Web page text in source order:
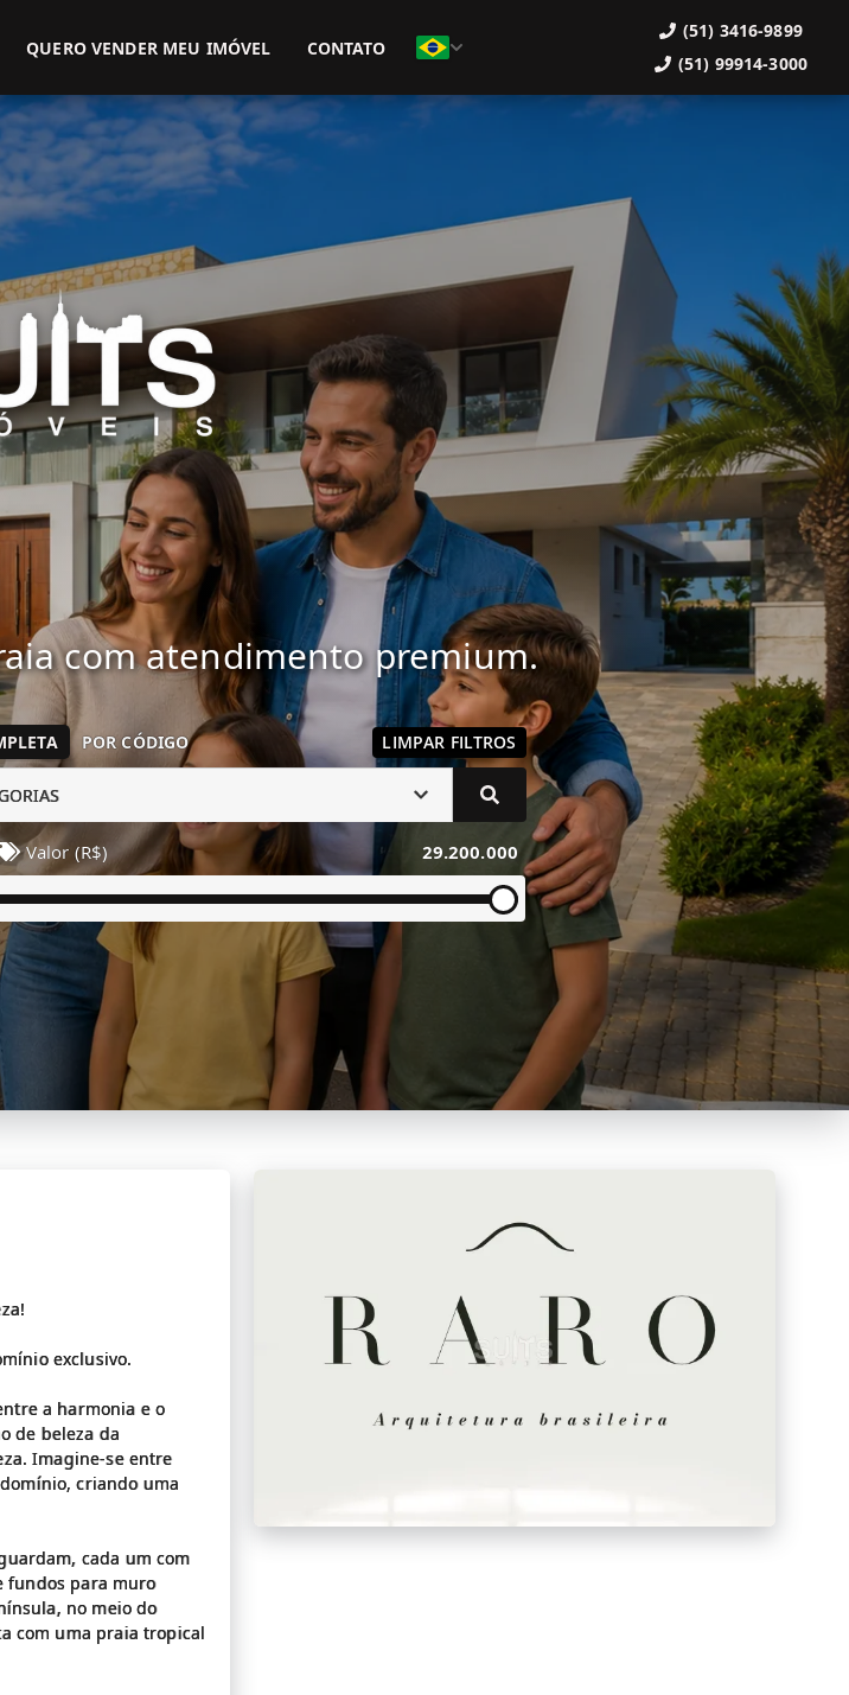
9899 (51) 99914-3000
QUERO VENDER MEU IMÓVEL CONTATO
(51) 3416-9899
(51) 99914-3000
com atendimento premium.
POR CÓDIGO LIMPAR FILTROS
Valor (R$) 29.200.000
exclusivo.
a harmonia e o
de beleza da
Imagine-se entre
criando uma
cada um com
fundos para muro
no meio do
com uma praia tropical